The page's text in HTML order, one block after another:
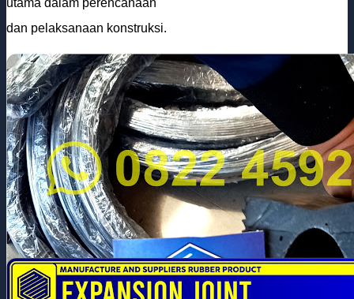
utama dalam perencanaan
dan pelaksanaan konstruksi.